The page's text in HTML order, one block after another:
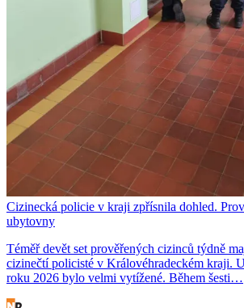
Cizinecká policie v kraji zpřísnila dohled.
ubytovny
Téměř devět set prověřených cizinců týdně
cizinečtí policisté v Královéhradeckém kraji.
roku 2026 bylo velmi vytížené. Během šesti…